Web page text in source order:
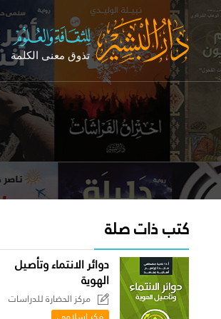
كتب ذات صلة
دوائر الانتماء وتأصيل
الهوية
مركز الحضارة للدراسات
السياسية